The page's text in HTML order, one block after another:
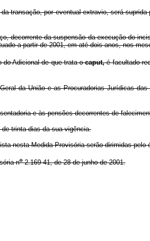
transação, por eventual extravio, será
decorrente da suspensão da execução do
a partir de 2001, em até dois anos, nos
do Adicional de que trata ocaput,é facultado
da União e as Procuradorias Jurídicas
e às pensões decorrentes de
trinta dias da sua vigência.
Medida Provisória serão dirimidas pelo
no2.169-41, de 28 de junho de 2001.